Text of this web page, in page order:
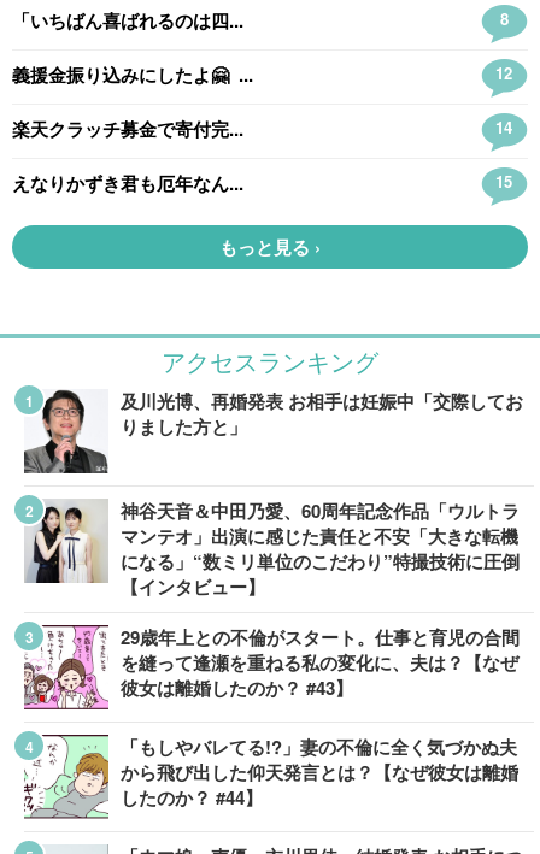
アクセスランキング
及川光博、再婚発表 お相手は妊娠中「交際してお
りました方と」
神谷天音＆中田乃愛、60周年記念作品「ウルトラ
マンテオ」出演に感じた責任と不安「大きな転機
になる」“数ミリ単位のこだわり”特撮技術に圧倒
【インタビュー】
29歳年上との不倫がスタート。仕事と育児の合間
を縫って逢瀬を重ねる私の変化に、夫は？【なぜ
彼女は離婚したのか？ #43】
「もしやバレてる!?」妻の不倫に全く気づかぬ夫
から飛び出した仰天発言とは？【なぜ彼女は離婚
したのか？ #44】